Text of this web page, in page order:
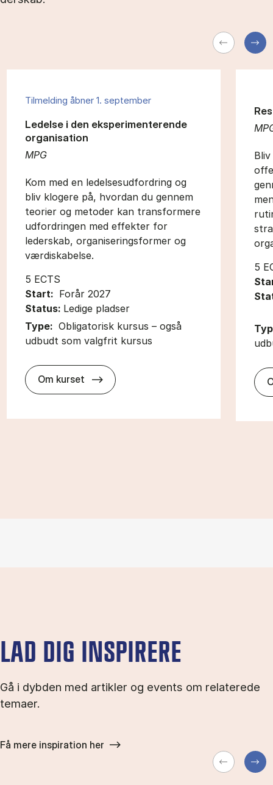
Tilmelding åbner 1. september
MPG
Ledelse i den eksperimenterende
organisation
Kom med en ledelsesudfordring og
bliv klogere på, hvordan du gennem
teorier og metoder kan transformere
udfordringen med effekter for
lederskab, organiseringsformer og
værdiskabelse.
5 ECTS
Start: Forår 2027
Status: Ledige pladser
Type: Obligatorisk kursus – også
udbudt som valgfrit kursus
Om kurset about
5
LAD DIG INSPIRERE
Gå i dybden med artikler og events om relaterede
temaer.
Få mere inspiration her